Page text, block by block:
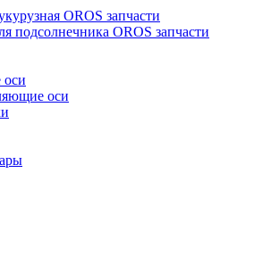
OROS запчасти
подсолнечника OROS запчасти
оси
оси